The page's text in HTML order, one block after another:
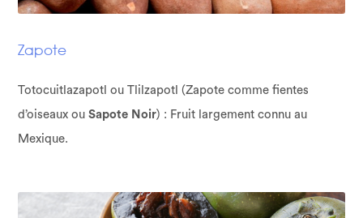
Zapote
Totocuitlazapotl ou Tlilzapotl (Zapote comme fientes
d’oiseaux ouSapote Noir) : Fruit largement connu au
Mexique.